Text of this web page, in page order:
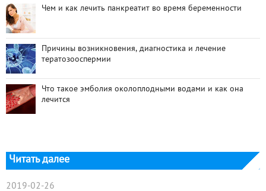
Чем и как лечить панкреатит во время беременности
Причины возникновения, диагностика и лечение
тератозооспермии
Что такое эмболия околоплодными водами и как она
лечится
Читать далее
2019-02-26